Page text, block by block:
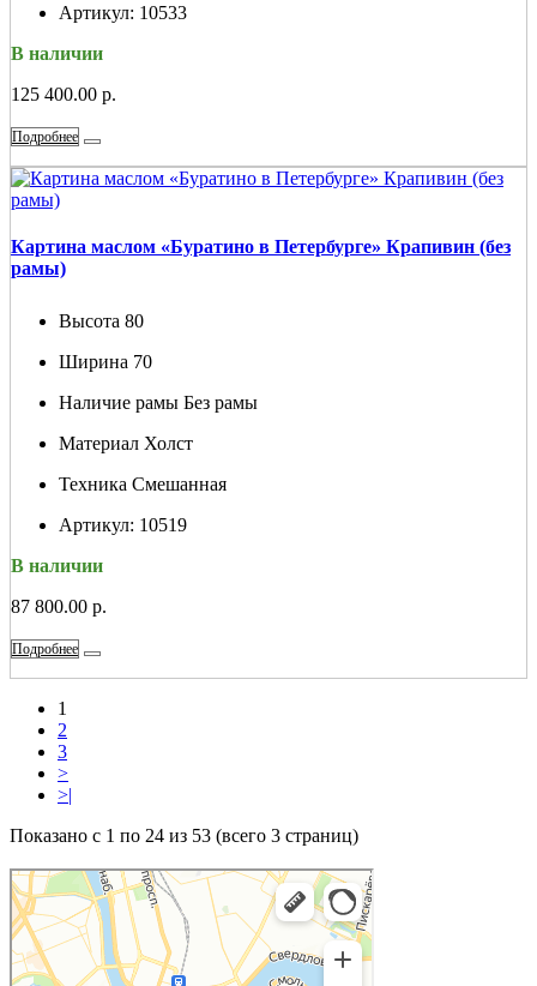
Артикул: 10533
В наличии
125 400.00 р.
Подробнее
Картина маслом «Буратино в Петербурге» Крапивин (без
рамы)
Высота 80
Ширина 70
Наличие рамы Без рамы
Материал Холст
Техника Смешанная
Артикул: 10519
В наличии
87 800.00 р.
Подробнее
1
2
3
>
>|
Показано с 1 по 24 из 53 (всего 3 страниц)